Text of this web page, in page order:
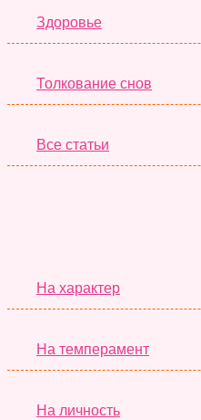
Здоровье
Толкование снов
Все статьи
На характер
На темперамент
На личность